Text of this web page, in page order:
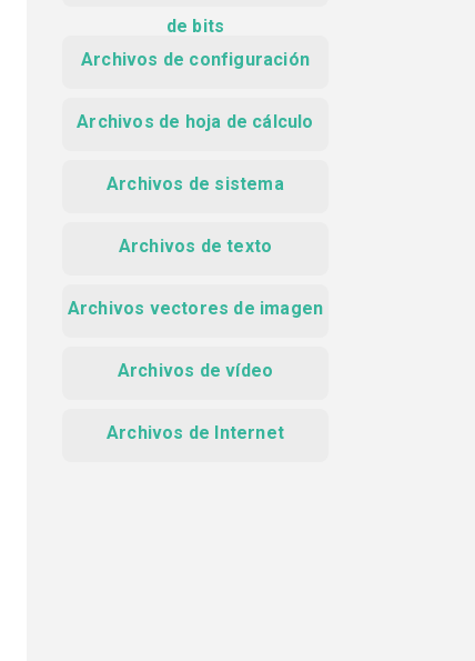
de bits
Archivos de configuración
Archivos de hoja de cálculo
Archivos de sistema
Archivos de texto
Archivos vectores de imagen
Archivos de vídeo
Archivos de Internet